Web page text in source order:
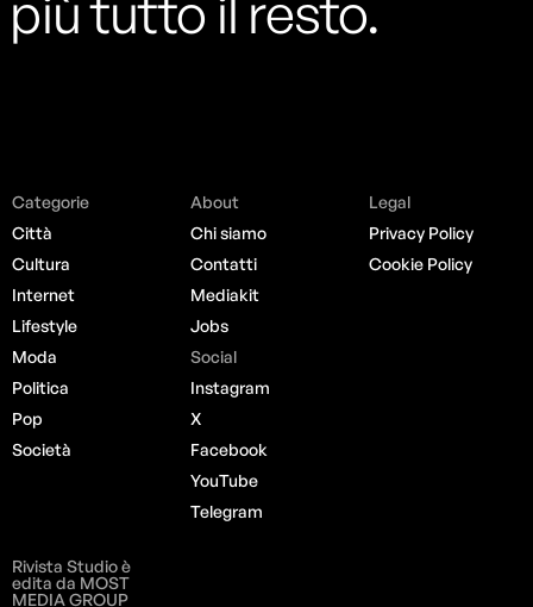
Categorie
Città
Cultura
Internet
Lifestyle
Moda
Politica
Pop
Società
About
Chi siamo
Contatti
Mediakit
Jobs
Social
Instagram
X
Facebook
YouTube
Telegram
Legal
Privacy Policy
Cookie Policy
Rivista Studio è
edita da MOST
MEDIA GROUP